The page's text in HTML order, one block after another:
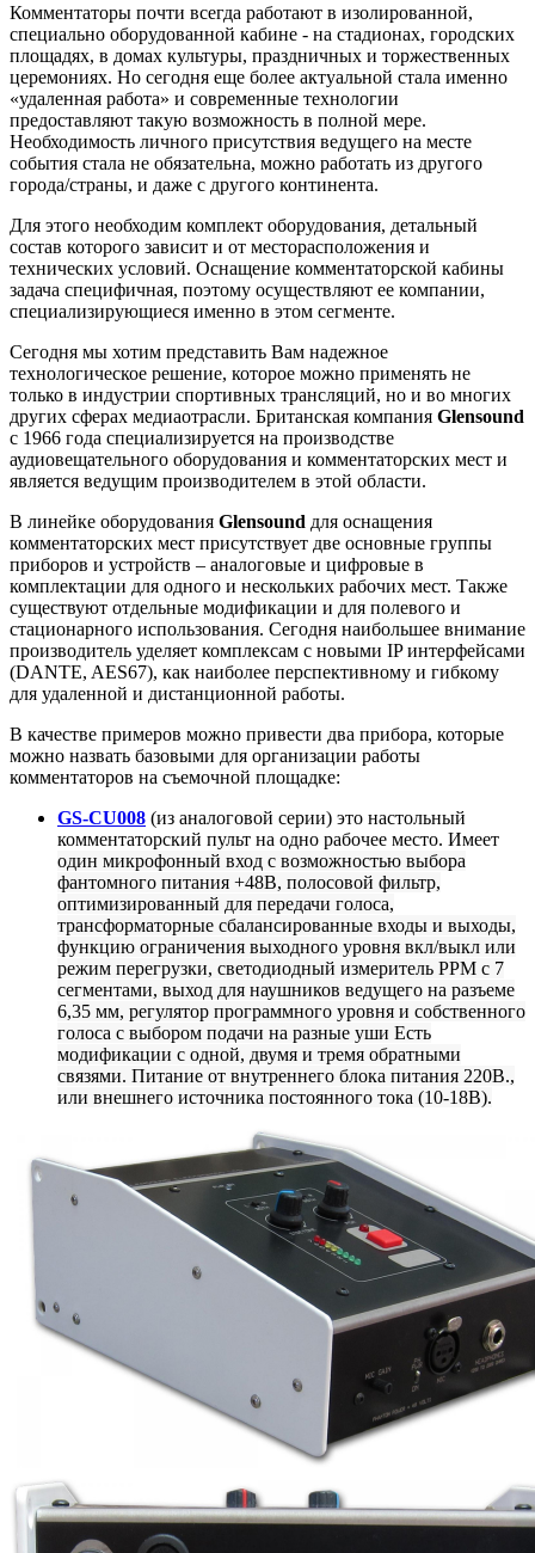
Комментаторы почти всегда работают в изолированной,
специально оборудованной кабине - на стадионах, городских
площадях, в домах культуры, праздничных и торжественных
церемониях. Но сегодня еще более актуальной стала именно
«удаленная работа» и современные технологии
предоставляют такую возможность в полной мере.
Необходимость личного присутствия ведущего на месте
события стала не обязательна, можно работать из другого
города/страны, и даже с другого континента.
Для этого необходим комплект оборудования, детальный
состав которого зависит и от месторасположения и
технических условий. Оснащение комментаторской кабины
задача специфичная, поэтому осуществляют ее компании,
специализирующиеся именно в этом сегменте.
Сегодня мы хотим представить Вам надежное
технологическое решение, которое можно применять не
только в индустрии спортивных трансляций, но и во многих
других сферах медиаотрасли. Британская компания Glensound
с 1966 года специализируется на производстве
аудиовещательного оборудования и комментаторских мест и
является ведущим производителем в этой области.
В линейке оборудования Glensound для оснащения
комментаторских мест присутствует две основные группы
приборов и устройств – аналоговые и цифровые в
комплектации для одного и нескольких рабочих мест. Также
существуют отдельные модификации и для полевого и
стационарного использования. Сегодня наибольшее внимание
производитель уделяет комплексам с новыми IP интерфейсами
(DANTE, AES67), как наиболее перспективному и гибкому
для удаленной и дистанционной работы.
В качестве примеров можно привести два прибора, которые
можно назвать базовыми для организации работы
комментаторов на съемочной площадке:
GS-CU008 (из аналоговой серии) это настольный
комментаторский пульт на одно рабочее место. Имеет
один микрофонный вход с возможностью выбора
фантомного питания +48В, полосовой фильтр,
оптимизированный для передачи голоса,
трансформаторные сбалансированные входы и выходы,
функцию ограничения выходного уровня вкл/выкл или
режим перегрузки, светодиодный измеритель PPM с 7
сегментами, выход для наушников ведущего на разъеме
6,35 мм, регулятор программного уровня и собственного
голоса с выбором подачи на разные уши Есть
модификации с одной, двумя и тремя обратными
связями. Питание от внутреннего блока питания 220В.,
или внешнего источника постоянного тока (10-18В).